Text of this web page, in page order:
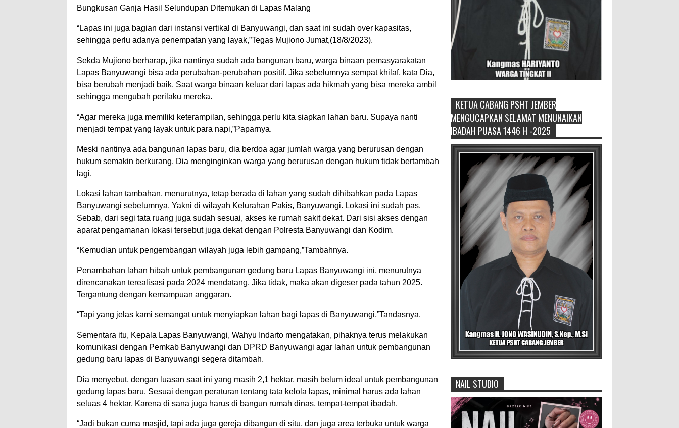
Bungkusan Ganja Hasil Selundupan Ditemukan di Lapas Malang
“Lapas ini juga bagian dari instansi vertikal di Banyuwangi, dan saat ini sudah over kapasitas,
sehingga perlu adanya penempatan yang layak,”Tegas Mujiono Jumat,(18/8/2023).
Sekda Mujiono berharap, jika nantinya sudah ada bangunan baru, warga binaan pemasyarakatan
Lapas Banyuwangi bisa ada perubahan-perubahan positif. Jika sebelumnya sempat khilaf, kata Dia,
bisa berubah menjadi baik. Saat warga binaan keluar dari lapas ada hikmah yang bisa mereka ambil
sehingga mengubah perilaku mereka.
“Agar mereka juga memiliki keterampilan, sehingga perlu kita siapkan lahan baru. Supaya nanti
menjadi tempat yang layak untuk para napi,”Paparnya.
Meski nantinya ada bangunan lapas baru, dia berdoa agar jumlah warga yang berurusan dengan
hukum semakin berkurang. Dia menginginkan warga yang berurusan dengan hukum tidak bertambah
lagi.
Lokasi lahan tambahan, menurutnya, tetap berada di lahan yang sudah dihibahkan pada Lapas
Banyuwangi sebelumnya. Yakni di wilayah Kelurahan Pakis, Banyuwangi. Lokasi ini sudah pas.
Sebab, dari segi tata ruang juga sudah sesuai, akses ke rumah sakit dekat. Dari sisi akses dengan
aparat pengamanan lokasi tersebut juga dekat dengan Polresta Banyuwangi dan Kodim.
“Kemudian untuk pengembangan wilayah juga lebih gampang,”Tambahnya.
Penambahan lahan hibah untuk pembangunan gedung baru Lapas Banyuwangi ini, menurutnya
direncanakan terealisasi pada 2024 mendatang. Jika tidak, maka akan digeser pada tahun 2025.
Tergantung dengan kemampuan anggaran.
“Tapi yang jelas kami semangat untuk menyiapkan lahan bagi lapas di Banyuwangi,”Tandasnya.
Sementara itu, Kepala Lapas Banyuwangi, Wahyu Indarto mengatakan, pihaknya terus melakukan
komunikasi dengan Pemkab Banyuwangi dan DPRD Banyuwangi agar lahan untuk pembangunan
gedung baru lapas di Banyuwangi segera ditambah.
Dia menyebut, dengan luasan saat ini yang masih 2,1 hektar, masih belum ideal untuk pembangunan
gedung lapas baru. Sesuai dengan peraturan tentang tata kelola lapas, minimal harus ada lahan
seluas 4 hektar. Karena di sana juga harus di bangun rumah dinas, tempat-tempat ibadah.
“Jadi bukan cuma masjid, tapi ada juga gereja dibangun di situ, dan juga area terbuka untuk warga
Generasi Kedua Pertahankan Grup
Keroncong Agar Tetap Eksis
Grup Keroncong Setia Kawan dari
Jember, ikut memeriahkan
panggung JFC Exhibition di Alun-Alun Jember
beberapa waktu lalu. MEMOPOS.co.id, Jem...
Duta GenRe Blora 2026 Siap
Untuk Menjadi Agen Perubahan
BLORA — Rizky Akbar Putra
Basyari dari PIK-R Gemilang SMA
Negeri 1 Blora dan Salsabila Hidayatul Kamilah
dari PIK-R Tunas Cahaya Kecamatan B...
Menko Zulhas Wajibkan Program
Makan Bergizi Gratis Menyerap
Bahan Pangan dari Desa
BLORA - Menteri Koordinator
Bidang Pangan RI Zulkifli Hasan menegaskan
bahwa Satuan Pelayanan Pemenuhan Gizi (SPPG)
pelaksana Program Makan ...
David Iswanto Jabat Ketua
Gradasi Kabupaten Jember 2026-
2031
Jajaran Dewan Pengurus DPC
KETUA CABANG PSHT JEMBER
MENGUCAPKAN SELAMAT MENUNAIKAN
IBADAH PUASA 1446 H -2025
NAIL STUDIO